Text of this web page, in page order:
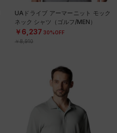
UAドライブ アーマーニット モック
ネック シャツ（ゴルフ/MEN）
￥6,237 30%OFF
￥8,910